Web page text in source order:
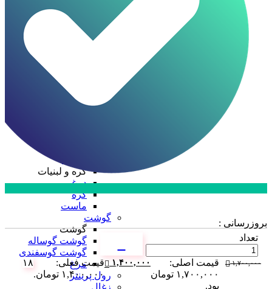
ظرف دو پرسی
فویل آلومینیومی
ظروف یکبار مصرف
ظروف یکبار مصرف
سلفون
ظرف پلاستیکی
کره و لبنیات
دوغ
کره
ماست
گوشت
گوشت
گوشت گوساله
گوشت گوسفندی
مرغ
رول پرینتر
زغال
بروزرسانی :
تعداد
۱,۷۰۰,۰۰۰
قیمت اصلی:
۱,۷۰۰,۰۰۰ تومان
بود.
۱,۴۰۰,۰۰۰
قیمت فعلی:
۱,۴۰۰,۰۰۰ تومان.
۱۸